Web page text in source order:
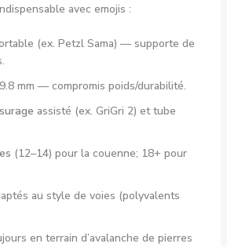
avec emojis :
(ex. Petzl Sama) — supporte de
mm — compromis poids/durabilité.
assisté (ex. GriGri 2) et tube
(12–14) pour la couenne; 18+ pour
au style de voies (polyvalents
en terrain d’avalanche de pierres